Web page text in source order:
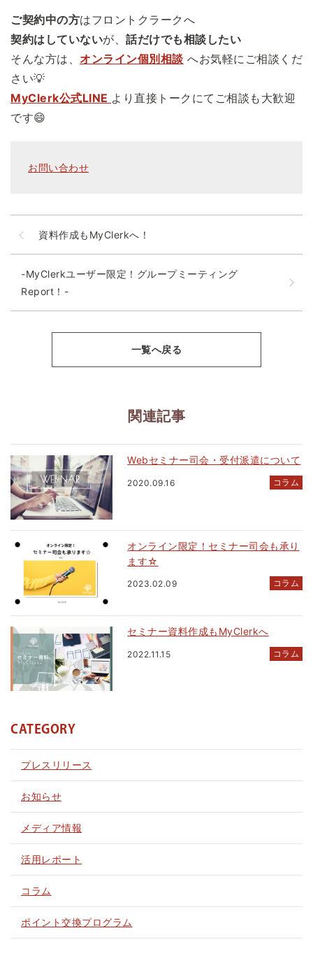
ご契約中の方はフロントクラークへ
契約はしていないが、 話だけでも相談したい
そんな方は、 オンライン個別相談 へお気軽にご相談くだ
さい💡
MyClerk公式LINE より直接トークにてご相談も大歓迎
です😄
お問い合わせ
資料作成もMyClerkへ！
-MyClerkユーザー限定！グループミーティング
Report！-
一覧へ戻る
関連記事
Webセミナー司会・受付派遣について
2020.09.16 コラム
オンライン限定！セミナー司会も承り
ます☆
2023.02.09 コラム
セミナー資料作成もMyClerkへ
2022.11.15 コラム
CATEGORY
プレスリリース
お知らせ
メディア情報
活用レポート
コラム
ポイント交換プログラム